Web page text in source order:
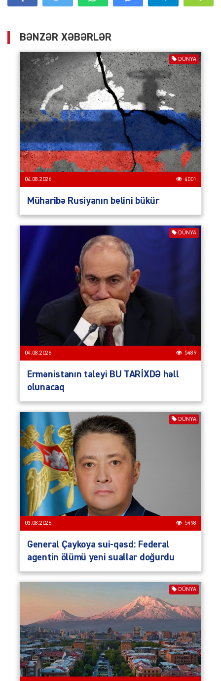
BƏNZƏR XƏBƏRLƏR
DÜNYA
04.08.2026 4001
Müharibə Rusiyanın belini bükür
DÜNYA
04.08.2026 5489
Ermənistanın taleyi BU TARİXDƏ həll
olunacaq
DÜNYA
03.08.2026 5498
General Çaykoya sui-qəsd: Federal
agentin ölümü yeni suallar doğurdu
DÜNYA